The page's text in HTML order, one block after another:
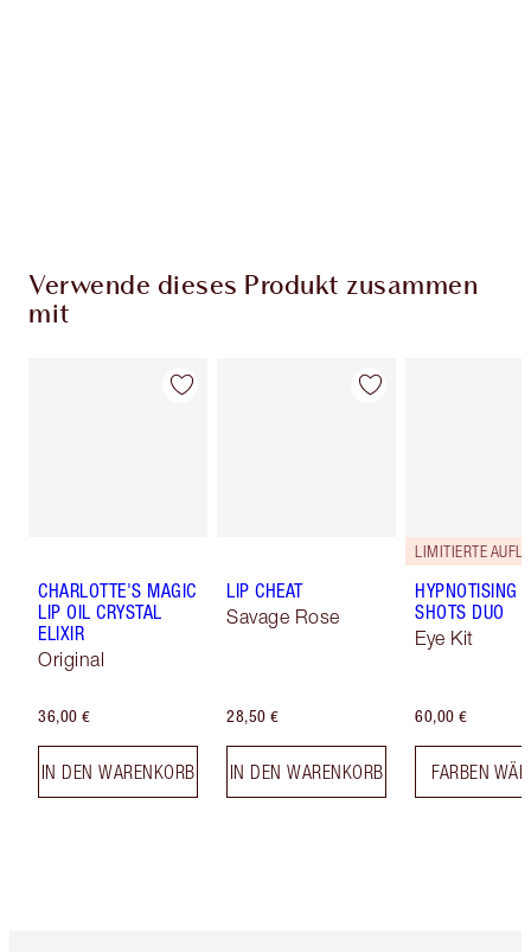
Verwende dieses Produkt zusammen
mit
CHARLOTTE'S MAGIC
LIP OIL CRYSTAL
ELIXIR
Original
36,00 €
IN DEN WARENKORB
LIP CHEAT
Savage Rose
28,50 €
IN DEN WARENKORB
LIMITIERTE
HYPNOTISING
SHOTS DUO
Eye Kit
60,00 €
FARBEN